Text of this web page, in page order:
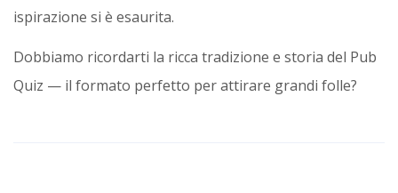
ispirazione si è esaurita.
Dobbiamo ricordarti la ricca tradizione e storia del Pub
Quiz — il formato perfetto per attirare grandi folle?